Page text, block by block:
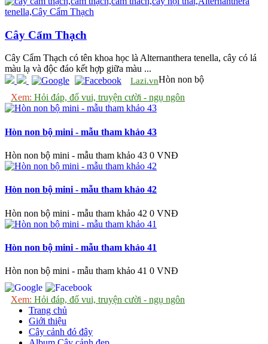
Cây Cẩm Thạch
Cây Cẩm Thạch có tên khoa học là Alternanthera tenella, cây có lá
màu lạ và độc đáo kết hợp giữa màu ...
Lazi.vn
Xem: Hỏi đáp, đố vui, truyện cười - ngụ ngôn
Hòn non bộ
Hòn non bộ mini - mẫu tham khảo 43
Hòn non bộ mini - mẫu tham khảo 43 0 VNĐ
Hòn non bộ mini - mẫu tham khảo 42
Hòn non bộ mini - mẫu tham khảo 42 0 VNĐ
Hòn non bộ mini - mẫu tham khảo 41
Hòn non bộ mini - mẫu tham khảo 41 0 VNĐ
Xem: Hỏi đáp, đố vui, truyện cười - ngụ ngôn
Trang chủ
Giới thiệu
Cây cảnh đó đây